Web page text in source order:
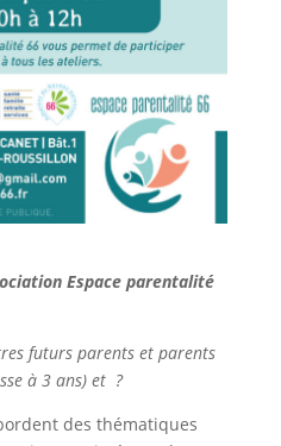
Espace parentalité
futurs parents et parents
à 3 ans) et ?
des thématiques